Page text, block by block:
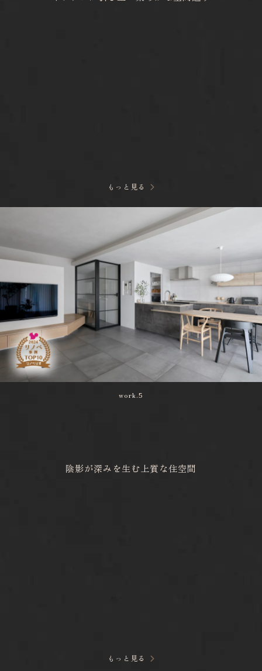
もっと見る
work.5
陰影が深みを生む上質な住空間
もっと見る